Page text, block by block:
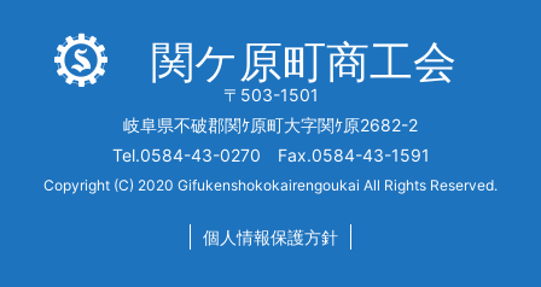
関ケ原町商工会
〒503-1501
岐阜県不破郡関ｹ原町大字関ｹ原2682-2
Tel.0584-43-0270 Fax.0584-43-1591
Copyright (C) 2020 Gifukenshokokairengoukai All Rights Reserved.
個人情報保護方針